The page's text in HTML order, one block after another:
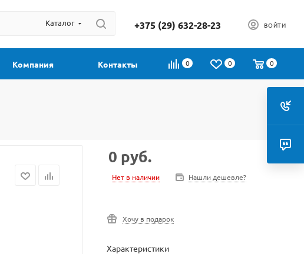
Каталог +375 (29) 632-28-23 ВОЙТИ
0 0 0
Компания Контакты
0 руб.
Нет в наличии Нашли дешевле?
Хочу в подарок
Характеристики